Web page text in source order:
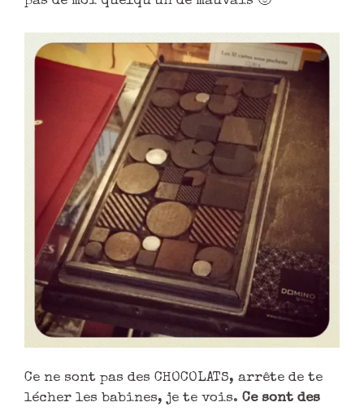
Ce ne sont pas des CHOCOLATS, arrête de te
lécher les babines, je te vois. Ce sont des